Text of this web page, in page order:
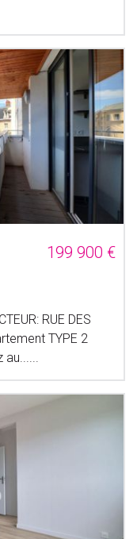
199 900 €
RUE DES
TYPE 2
au......